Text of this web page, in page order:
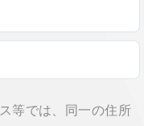
等では、同一の住所